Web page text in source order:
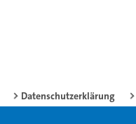
Datenschutzerklärung